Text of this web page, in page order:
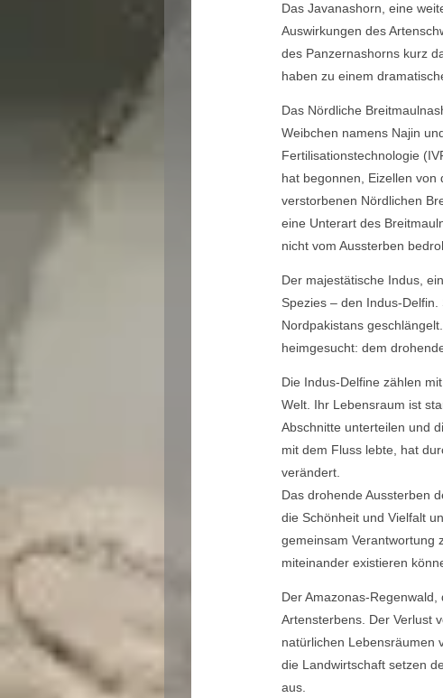
Das Javanashorn, eine
Auswirkungen des
des Panzernashorns kurz
haben zu einem
Das Nördliche
Weibchen namens Najin
Fertilisationstechnologie
hat begonnen, Eizellen
verstorbenen Nördlichen
eine Unterart des
nicht vom Aussterben
Der majestätische Indus,
Spezies – den Indus-
Nordpakistans
heimgesucht: dem
Die Indus-Delfine zählen
Welt. Ihr Lebensraum ist
Abschnitte unterteilen und
mit dem Fluss lebte, hat
verändert.
Das drohende Aussterben
die Schönheit und Vielfalt
gemeinsam Verantwortung
miteinander existieren
Der Amazonas-
Artensterbens. Der Verlust
natürlichen Lebensräumen
die Landwirtschaft setzen
aus.